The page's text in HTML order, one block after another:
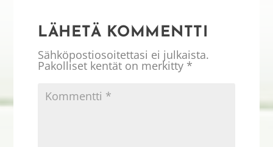
LÄHETÄ KOMMENTTI
Sähköpostiosoitettasi ei julkaista.
Pakolliset kentät on merkitty *